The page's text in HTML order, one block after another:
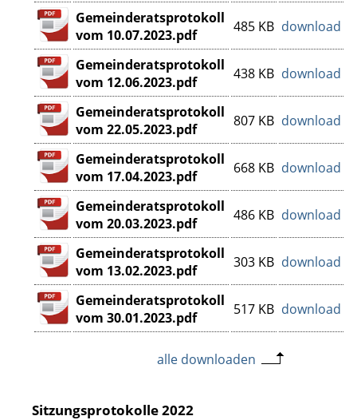
Gemeinderatsprotokoll
vom 10.07.2023.pdf
485 KB download
Gemeinderatsprotokoll
vom 12.06.2023.pdf
438 KB download
Gemeinderatsprotokoll
vom 22.05.2023.pdf
807 KB download
Gemeinderatsprotokoll
vom 17.04.2023.pdf
668 KB download
Gemeinderatsprotokoll
vom 20.03.2023.pdf
486 KB download
Gemeinderatsprotokoll
vom 13.02.2023.pdf
303 KB download
Gemeinderatsprotokoll
vom 30.01.2023.pdf
517 KB download
alle downloaden
Sitzungsprotokolle 2022